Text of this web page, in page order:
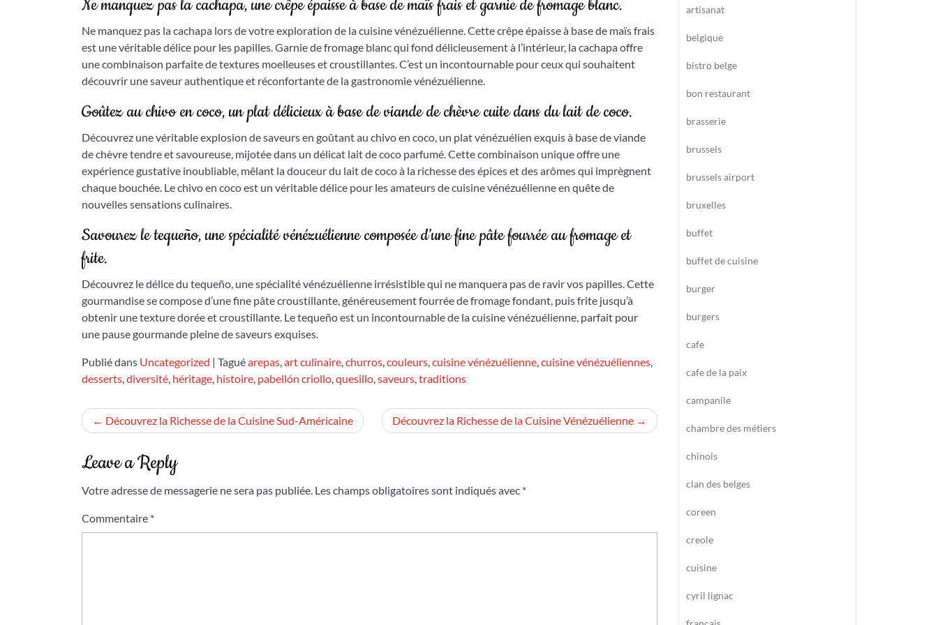
Ne manquez pas la cachapa, une crêpe épaisse à base de maïs frais et garnie de fromage blanc.
Ne manquez pas la cachapa lors de votre exploration de la cuisine vénézuélienne. Cette crêpe épaisse à base de maïs frais
est une véritable délice pour les papilles. Garnie de fromage blanc qui fond délicieusement à l’intérieur, la cachapa offre
une combinaison parfaite de textures moelleuses et croustillantes. C’est un incontournable pour ceux qui souhaitent
découvrir une saveur authentique et réconfortante de la gastronomie vénézuélienne.
Goûtez au chivo en coco, un plat délicieux à base de viande de chèvre cuite dans du lait de coco.
Découvrez une véritable explosion de saveurs en goûtant au chivo en coco, un plat vénézuélien exquis à base de viande
de chèvre tendre et savoureuse, mijotée dans un délicat lait de coco parfumé. Cette combinaison unique offre une
expérience gustative inoubliable, mêlant la douceur du lait de coco à la richesse des épices et des arômes qui imprègnent
chaque bouchée. Le chivo en coco est un véritable délice pour les amateurs de cuisine vénézuélienne en quête de
nouvelles sensations culinaires.
Savourez le tequeño, une spécialité vénézuélienne composée d’une fine pâte fourrée au fromage et
frite.
Découvrez le délice du tequeño, une spécialité vénézuélienne irrésistible qui ne manquera pas de ravir vos papilles. Cette
gourmandise se compose d’une fine pâte croustillante, généreusement fourrée de fromage fondant, puis frite jusqu’à
obtenir une texture dorée et croustillante. Le tequeño est un incontournable de la cuisine vénézuélienne, parfait pour
une pause gourmande pleine de saveurs exquises.
Publié dans Uncategorized | Taguéarepas,art culinaire,churros,couleurs,cuisine vénézuélienne,cuisine vénézuéliennes,
desserts,diversité, héritage, histoire, pabellón criollo,quesillo,saveurs,traditions
Navigation
l’article
Découvrez la Richesse de la Cuisine Sud-Américaine Découvrez la Richesse de la Cuisine Vénézuélienne
Leave a Reply
Votre adresse de messagerie ne sera pas publiée. Les champs obligatoires sont indiqués avec *
Commentaire *
artisanat
belgique
bistro belge
bon restaurant
brasserie
brussels
brussels airport
bruxelles
buffet
buffet de cuisine
burger
burgers
cafe
cafe de la paix
campanile
chambre des métiers
chinois
clan des belges
coreen
creole
cuisine
cyril lignac